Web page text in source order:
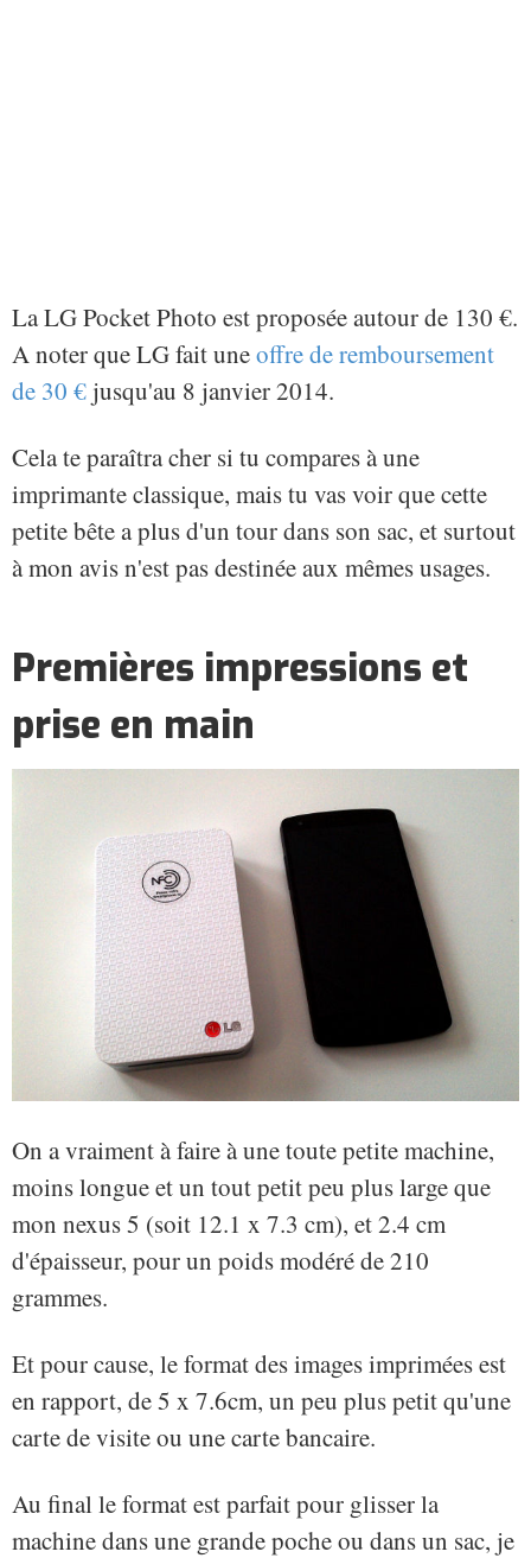
La LG Pocket Photo est proposée autour de 130 €.
A noter que LG fait uneoffre de remboursement
de 30 € jusqu'au 8 janvier 2014.
Cela te paraîtra cher si tu compares à une
imprimante classique, mais tu vas voir que cette
petite bête a plus d'un tour dans son sac, et surtout
à mon avis n'est pas destinée aux mêmes usages.
Premières impressions et
prise en main
On a vraiment à faire à une toute petite machine,
moins longue et un tout petit peu plus large que
mon nexus 5 (soit 12.1 x 7.3 cm), et 2.4 cm
d'épaisseur, pour un poids modéré de 210
grammes.
Et pour cause, le format des images imprimées est
en rapport, de 5 x 7.6cm, un peu plus petit qu'une
carte de visite ou une carte bancaire.
Au final le format est parfait pour glisser la
machine dans une grande poche ou dans un sac, je